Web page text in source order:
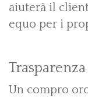
aiuterà il
equo per i
Un compro